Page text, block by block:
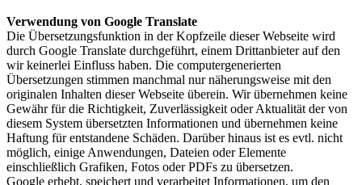
Verwendung von Google Translate
Die Übersetzungsfunktion in der Kopfzeile dieser Webseite wird
durch Google Translate durchgeführt, einem Drittanbieter auf den
wir keinerlei Einfluss haben. Die computergenerierten
Übersetzungen stimmen manchmal nur näherungsweise mit den
originalen Inhalten dieser Webseite überein. Wir übernehmen keine
Gewähr für die Richtigkeit, Zuverlässigkeit oder Aktualität der von
diesem System übersetzten Informationen und übernehmen keine
Haftung für entstandene Schäden. Darüber hinaus ist es evtl. nicht
möglich, einige Anwendungen, Dateien oder Elemente
einschließlich Grafiken, Fotos oder PDFs zu übersetzen.
Google erhebt, speichert und verarbeitet Informationen, um den